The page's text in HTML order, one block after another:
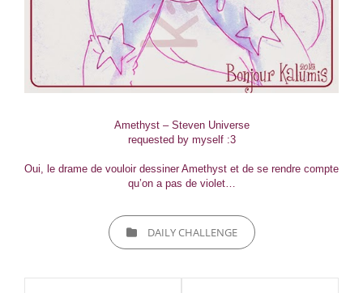
Amethyst – Steven Universe
requested by myself :3
Oui, le drame de vouloir dessiner Amethyst et de se rendre compte
qu’on a pas de violet…
CATEGORIESDAILY CHALLENGE